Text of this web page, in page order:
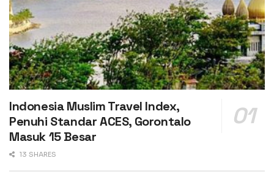
Indonesia Muslim Travel Index,
Penuhi Standar ACES, Gorontalo
Masuk 15 Besar
13 SHARES